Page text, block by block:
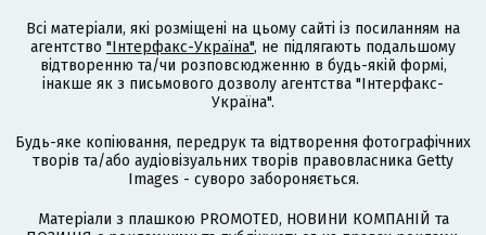
Всі матеріали, які розміщені на цьому сайті із посиланням на
агентство "Інтерфакс-Україна", не підлягають подальшому
відтворенню та/чи розповсюдженню в будь-якій формі,
інакше як з письмового дозволу агентства "Інтерфакс-
Україна".
Будь-яке копіювання, передрук та відтворення фотографічних
творів та/або аудіовізуальних творів правовласника Getty
Images - суворо забороняється.
Матеріали з плашкою PROMOTED, НОВИНИ КОМПАНІЙ та